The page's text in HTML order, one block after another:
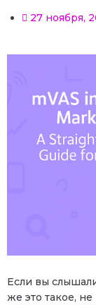
27 ноября,
Если вы
же это такое,